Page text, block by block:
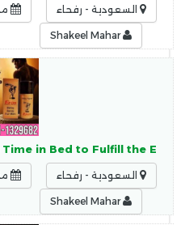
السعودية - رفحاء منذ
Shakeel Mahar
in Bed to Fulfill the E
السعودية - رفحاء منذ
Shakeel Mahar